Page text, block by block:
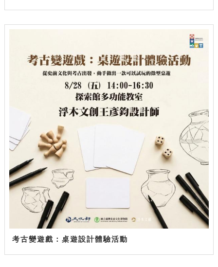
考古變遊戲：桌遊設計體驗活動